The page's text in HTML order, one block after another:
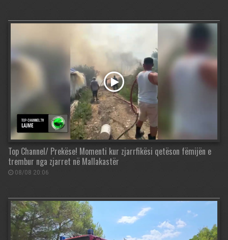
Top Channel/ Prekëse! Momenti kur zjarrfikësi qetëson fëmijën e
trembur nga zjarret në Mallakastër
08/08 20:06